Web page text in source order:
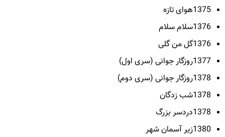
1375هوای تازه
1376سلام سلام
1376گل من گلی
1377روزگار جوانی (سری اول)
1378روزگار جوانی (سری دوم)
1378شب زدگان
1378دردسر بزرگ
1380زیر آسمان شهر